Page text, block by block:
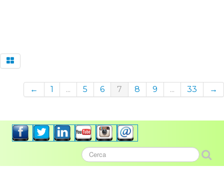
← 1 ... 5 6 7 8 9 ... 33 →